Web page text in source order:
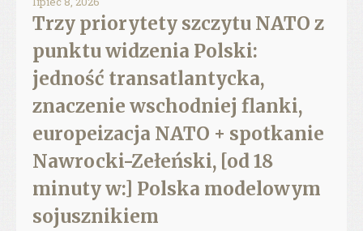
Trzy priorytety szczytu NATO z
punktu widzenia Polski:
jedność transatlantycka,
znaczenie wschodniej flanki,
europeizacja NATO + spotkanie
Nawrocki-Zełeński, [od 18
minuty w:] Polska modelowym
sojusznikiem